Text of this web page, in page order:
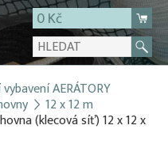
0 Kč
AERÁTORY
12 x 12 m
(klecová síť) 12 x 12 x